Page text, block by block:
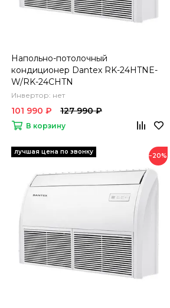
Напольно-потолочный
кондиционер Dantex RK-24HTNE-
W/RK-24CHTN
Инвертор: нет
101 990 ₽ 127 990 ₽
В корзину
−20%